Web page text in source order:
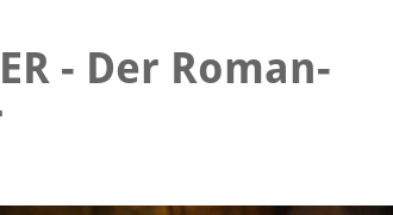
- Der Roman-